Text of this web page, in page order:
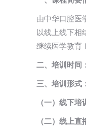
由中华口腔医
以线上线下相
继续医学教育
二、培训时间：
三、培训形式：
（一）线下
（二）线上